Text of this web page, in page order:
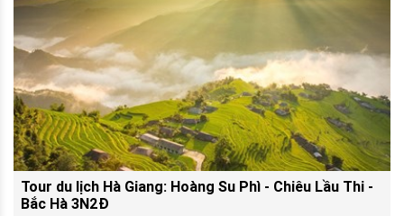
Tour du lịch Hà Giang: Hoàng Su Phì - Chiêu Lầu Thi -
Bắc Hà 3N2Đ